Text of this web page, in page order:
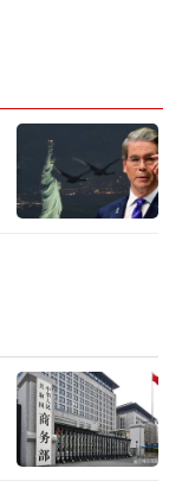
实际开销惊
）